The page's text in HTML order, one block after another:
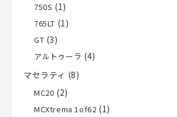
750S (1)
765LT (1)
GT (3)
アルトゥーラ (4)
マセラティ (8)
MC20 (2)
MCXtrema 1of62 (1)